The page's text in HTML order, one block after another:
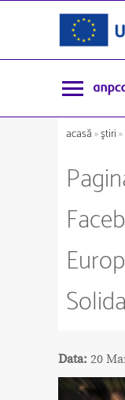
acasă»ştiri
Data: 20